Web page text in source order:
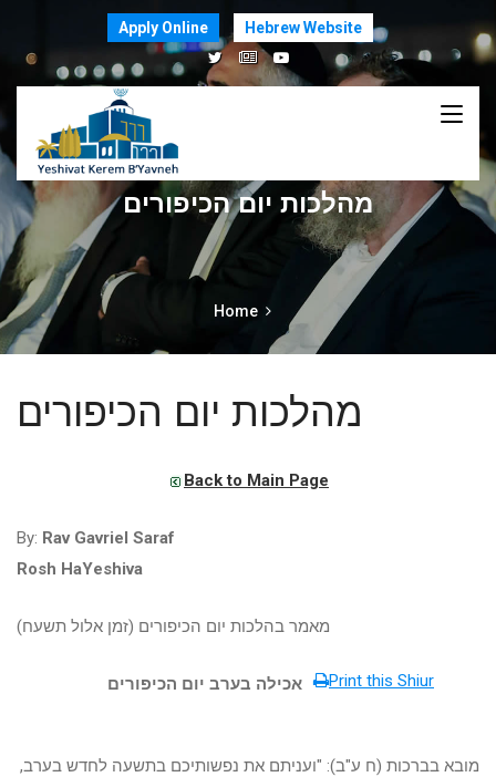
Apply Online Hebrew Website
מהלכות יום הכיפורים
Home
מהלכות יום הכיפורים
Back to Main Page
By: Rav Gavriel Saraf
Rosh HaYeshiva
מאמר בהלכות יום הכיפורים (זמן אלול תשעח)
Print this Shiur אכילה בערב יום הכיפורים
מובא בברכות (ח ע"ב): "ועניתם את נפשותיכם בתשעה לחדש בערב,